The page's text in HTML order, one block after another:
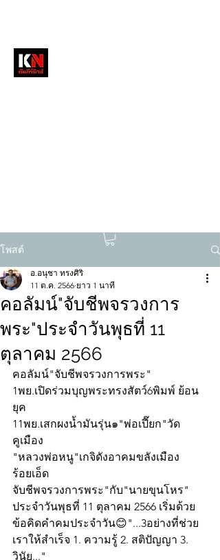
โพสต์
คอลัมน์"จับชีพจรวงการ
พระ"ประจำวันพุธที่ 11
ตุลาคม 2566
อ.อนุชา ทรงศิริ
11 ต.ค. 2566 ยาว 1 นาที
คอลัมน์"จับชีพจรวงการพระ"
1พย.เปิดร่วมบุญพระทรงสัตว์6พิมพ์ ย้อน
ยุค
11พย.เสกผงน้ำมันรุ่น๑"พ่อเปี๊ยก"วัด
คูเมือง
"หลวงพ่อหนู"เกจิดังอาคมขลังเมือง
ร้อยเอ็ด
จับชีพจรวงการพระ"กับ"นายขุนโหร"
ประจำวันพุธที่ 11 ตุลาคม 2566 เริ่มด้วย
ข้อคิดคำคมประจำวัน😊"...3อย่างที่ช่วย
เราให้สำเร็จ 1. ความรู้ 2. สติปัญญา 3.
วินัย..."